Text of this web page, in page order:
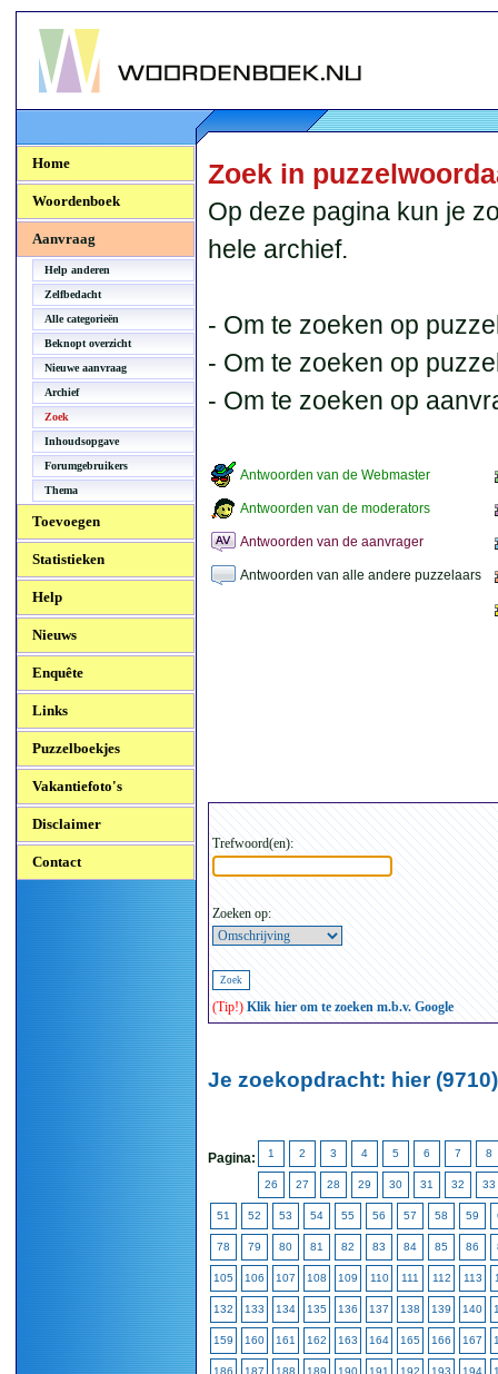
Woordenboek.NU
Home
Woordenboek
Aanvraag
Help anderen
Zelfbedacht
Alle categorieën
Beknopt overzicht
Nieuwe aanvraag
Archief
Zoek
Inhoudsopgave
Forumgebruikers
Thema
Toevoegen
Statistieken
Help
Nieuws
Enquête
Links
Puzzelboekjes
Vakantiefoto's
Disclaimer
Contact
Zoek in
Op deze pagina kun je
hele archief.
- Om te zoeken op
- Om te zoeken op
- Om te zoeken op
Antwoorden van de Webmaster
Antwoorden van de moderators
Antwoorden van de aanvrager
Antwoorden van alle andere puzzelaars
Trefwoord(en):
Zoeken op:
(Tip!) Klik hier om te zoeken m.b.v. Google
Je zoekopdracht: hier (9710)
Pagina: 1 2 3 4 5 6 7 8
26 27 28 29 30 31 32 33
51 52 53 54 55 56 57 58 59
78 79 80 81 82 83 84 85 86
105 106 107 108 109 110 111 112 113
132 133 134 135 136 137 138 139 140
159 160 161 162 163 164 165 166 167
186 187 188 189 190 191 192 193 194